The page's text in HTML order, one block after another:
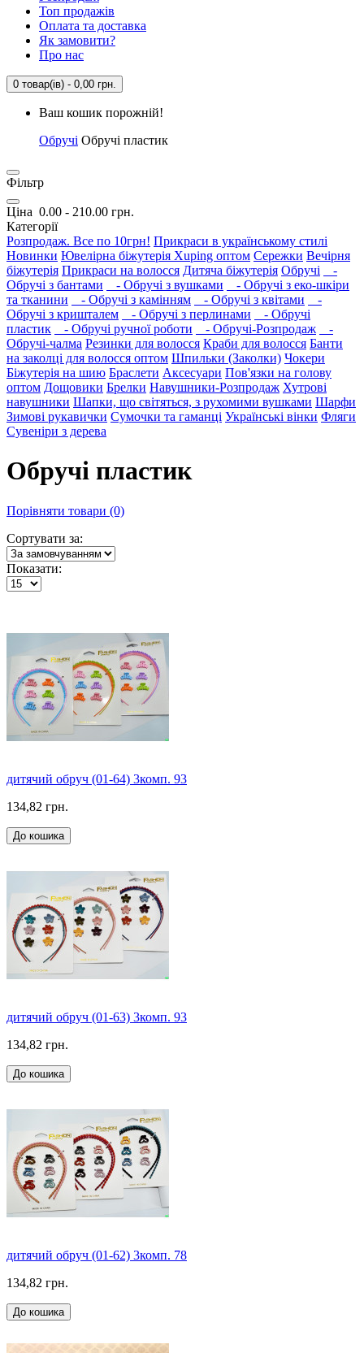
Топ продажів
Оплата та доставка
Як замовити?
Про нас
0 товар(ів) - 0,00 грн.
Ваш кошик порожній!
Обручі Обручі пластик
Фільтр
Ціна 0.00 - 210.00 грн.
Категорії
Розпродаж. Все по 10грн! Прикраси в українському стилі
Новинки Ювелірна біжутерія Xuping оптом Сережки Вечірня
біжутерія Прикраси на волосся Дитяча біжутерія Обручі
-
Обручі з бантами
- Обручі з вушками
- Обручі з еко-шкіри
та тканини
- Обручі з камінням - Обручі з квітами
-
Обручі з кришталем
- Обручі з перлинами
- Обручі
пластик
- Обручі ручної роботи - Обручі-Розпродаж
-
Обручі-чалма Резинки для волосся Краби для волосся Банти
на заколці для волосся оптом Шпильки (Заколки) Чокери
Біжутерія на шию Браслети Аксесуари Пов'язки на голову
оптом Дощовики Брелки Навушники-Розпродаж Хутрові
навушники Шапки, що світяться, з рухомими вушками Шарфи
Зимові рукавички Сумочки та гаманці Українські вінки Фляги
Сувеніри з дерева
Обручі пластик
Порівняти товари (0)
Сортувати за:
Показати:
дитячий обруч (01-64) 3комп. 93
134,82 грн.
До кошика
дитячий обруч (01-63) 3комп. 93
134,82 грн.
До кошика
дитячий обруч (01-62) 3комп. 78
134,82 грн.
До кошика